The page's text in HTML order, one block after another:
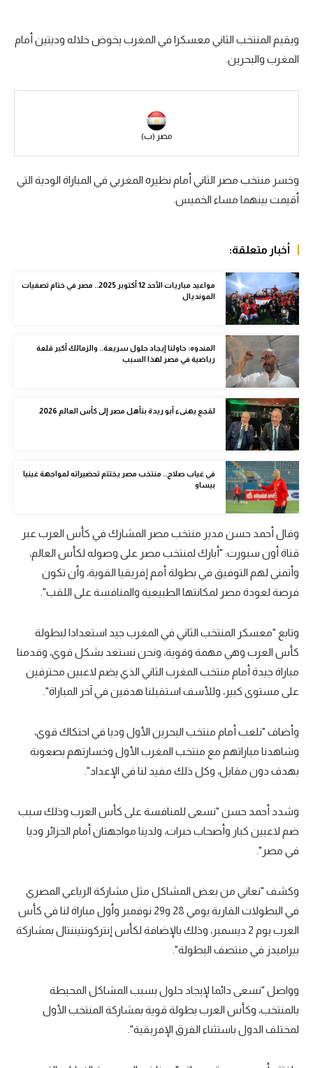
سعودي في الجول
الدوري الإنجليزي
رياضات أخرى
أمم إفريقيا
كرة يد
كرة طائرة
الوطن العربي
في المونديال
رياضة نسائية
آسيا
أمريكا
ركن الألعاب
أقسام خاصة
Gamers
ميركاتو
تقرير في الجول
تحليل في الجول
حكايات في الجول
كويز في الجول
فيديو في الجول
ويقيم المنتخب الثاني معسكرا في المغرب يخوض خلاله وديتين أمام
المغرب والبحرين.
مصر (ب)
وخسر منتخب مصر الثاني أمام نظيره المغربي في المباراة الودية التي
أقيمت بينهما مساء الخميس.
أخبار متعلقة:
مواعيد مباريات الأحد 12 أكتوبر 2025.. مصر في ختام تصفيات
المونديال
المندوه: حاولنا إيجاد حلول سريعة.. والزمالك أكبر قلعة
رياضية في مصر لهذا السبب
لقجع يهنىء أبو ريدة بتأهل مصر إلى كأس العالم 2026
في غياب صلاح.. منتخب مصر يختتم تحضيراته لمواجهة غينيا
بيساو
وقال أحمد حسن مدير منتخب مصر المشارك في كأس العرب عبر
قناة أون سبورت: "أبارك لمنتخب مصر على وصوله لكأس العالم،
وأتمنى لهم التوفيق في بطولة أمم إفريقيا القوية، وأن تكون
فرصة لعودة مصر لمكانتها الطبيعية والمنافسة على اللقب".
وتابع "معسكر المنتخب الثاني في المغرب جيد استعدادا لبطولة
كأس العرب وهي مهمة وقوية، ونحن نستعد بشكل قوي، وقدمنا
مباراة جيدة أمام منتخب المغرب الثاني الذي يضم لاعبين محترفين
على مستوى كبير، وللأسف استقبلنا هدفين في آخر المباراة".
وأضاف "نلعب أمام منتخب البحرين الأول وديا في احتكاك قوي،
وشاهدنا مباراتهم مع منتخب المغرب الأول وخسارتهم بصعوبة
بهدف دون مقابل، وكل ذلك مفيد لنا في الإعداد".
وشدد أحمد حسن "نسعى للمنافسة على كأس العرب وذلك سبب
ضم لاعبين كبار وأصحاب خبرات، ولدينا مواجهتان أمام الجزائر وديا
في مصر".
وكشف "نعاني من بعض المشاكل مثل مشاركة الرباعي المصري
في البطولات القارية يومي 28 و29 نوفمبر وأول مباراة لنا في كأس
العرب يوم 2 ديسمبر، وذلك بالإضافة لكأس إنتركونتيننتال بمشاركة
بيراميدز في منتصف البطولة".
وواصل "نسعى دائما لإيجاد حلول بسبب المشاكل المحيطة
بالمنتخب، وكأس العرب بطولة قوية بمشاركة المنتخب الأول
لمختلف الدول باستثناء الفرق الإفريقية".